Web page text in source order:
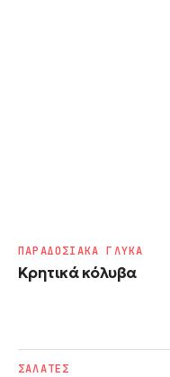
Κρητικά κόλυβα
ΠΑΡΑΔΟΣΙΑΚΑ ΓΛΥΚΑ
ΣΑΛΑΤΕΣ